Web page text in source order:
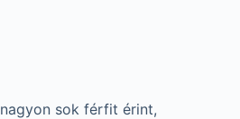
nagyon sok férfit érint,